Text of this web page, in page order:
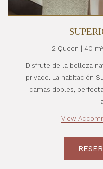
2 Queen | 40
Disfrute de la belleza
privado. La habitación
camas dobles,
View